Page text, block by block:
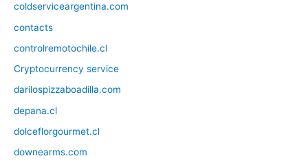
coldserviceargentina.com
contacts
controlremotochile.cl
Cryptocurrency service
darilospizzaboadilla.com
depana.cl
dolceflorgourmet.cl
downearms.com